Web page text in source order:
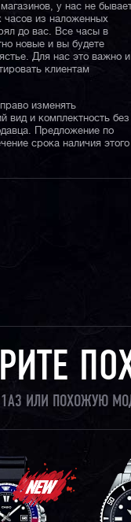
у нас не
часов из наложенных
до вас. Все часы в
новые и вы будете
Для нас это важно и
клиентам
изменять
вид и комплектность без
Предложение по
срока наличия этого
1A3 ИЛИ ПОХОЖУЮ